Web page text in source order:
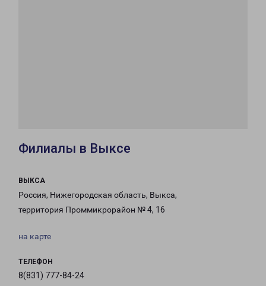
Филиалы в Выксе
ВЫКСА
Россия, Нижегородская область, Выкса,
территория Проммикрорайон № 4, 16
на карте
ТЕЛЕФОН
8(831) 777-84-24